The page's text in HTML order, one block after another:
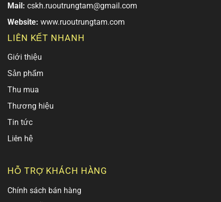
Mail: cskh.ruoutrungtam@gmail.com
Website: www.ruoutrungtam.com
LIÊN KẾT NHANH
Giới thiệu
Sản phẩm
Thu mua
Thương hiệu
Tin tức
Liên hệ
HỖ TRỢ KHÁCH HÀNG
Chính sách bán hàng